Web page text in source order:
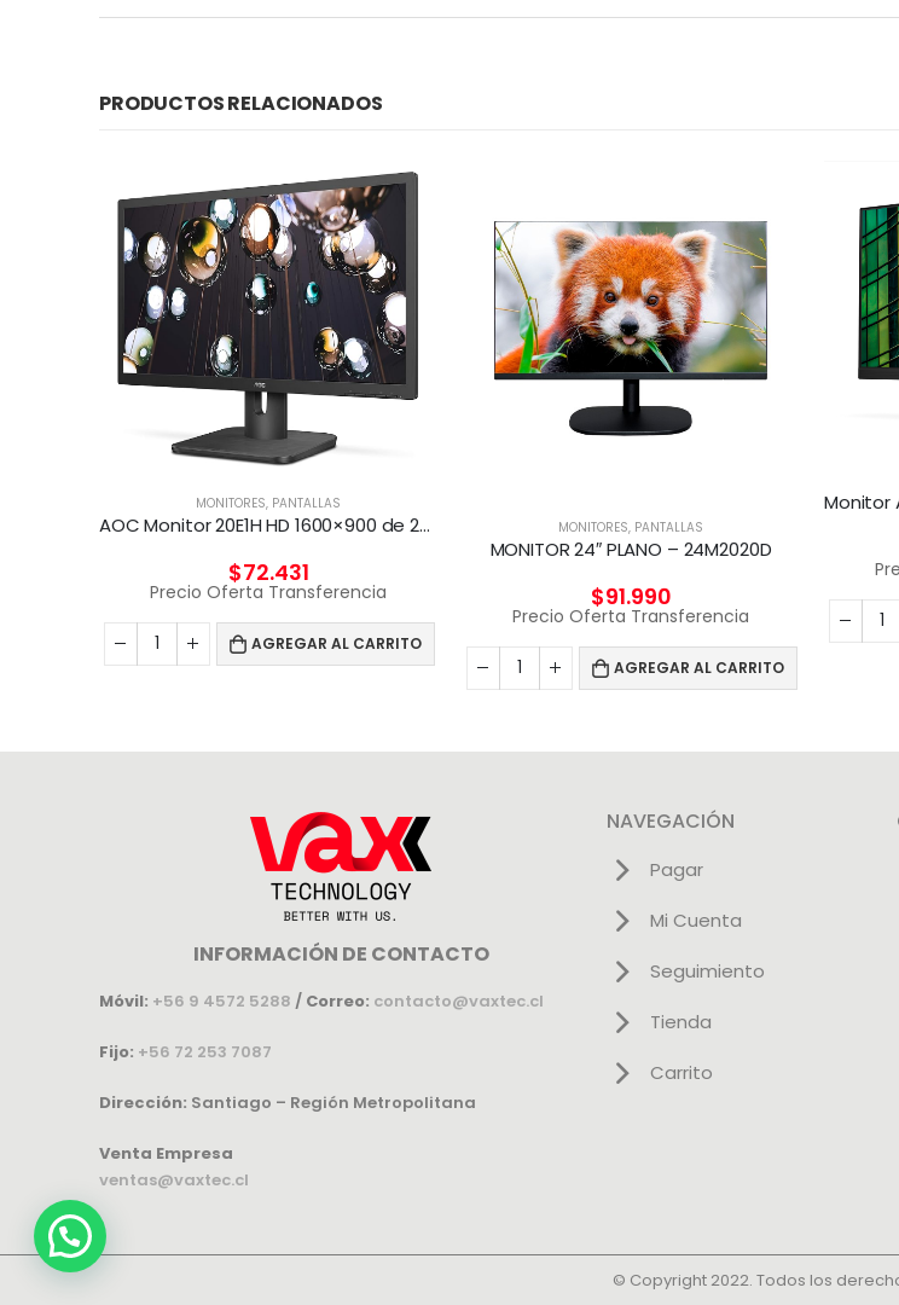
PRODUCTOS RELACIONADOS
MONITORES, PANTALLAS
AOC Monitor 20E1H HD 1600×900 de 20 pulgadas, HDMI/VGA
$72.431
Precio Oferta Transferencia
AGREGAR AL CARRITO
MONITORES, PANTALLAS
MONITOR 24″ PLANO – 24M2020D
$91.990
Precio Oferta Transferencia
AGREGAR AL CARRITO
INFORMACIÓN DE CONTACTO
Móvil: +56 9 4572 5288 / Correo: contacto@vaxtec.cl
Fijo: +56 72 253 7087
Dirección: Santiago – Región Metropolitana
Venta Empresa
ventas@vaxtec.cl
NAVEGACIÓN
Pagar
Mi Cuenta
Seguimiento
Tienda
Carrito
© Copyright 2022. Todos los